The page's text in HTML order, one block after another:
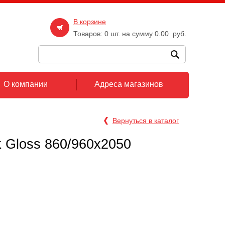
Вернуться в каталог
860/960х2050
В корзине
Товаров: 0 шт. на сумму 0.00 руб.
О компании Адреса магазинов